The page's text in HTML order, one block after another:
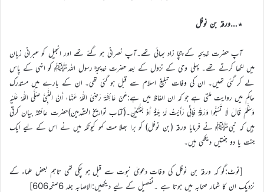
٭…ورقہ بن نوفل
آپ حضرت خدیجہ کے چچا زاد بھائی تھے۔آپ نصرانی ہو گئے تھے اور انجیل کو عبرانی زبان
میں لکھا کرتے تھے۔ پہلی وحی کے نزول کے بعد حضرت خدیجہؓ رسول اللہﷺ کو انہی کے پاس
لے کر گئی تھیں۔ ان کی وفات تبلیغ اسلام سے قبل ہو گئی تھی۔ ان کے بارے میں مستدرک
حاکم میں روایت ملتی ہے جو کہ ان الفاظ میں ہے:عَنْ عَائِشَةَ رَضِيَ اللّٰهُ عَنْهَا، أَنَّ النَّبِيَّ صَلَّى اللّٰهُ عَلَيْهِ
وَسَلَّمَ قَالَ لَا تَسُبُّوا وَرَقَةَ فَإِنِّي رَأَيْتُ لَهُ جَنَّةً أَوْ جَنَّتَيْنِ۔(کتاب تواریخ المتقدمین)حضرت عائشہؓ بیان کرتی
ہیں کہ نبیﷺ نے فرمایا ورقہ (بن نوفل) کو برا بھلا مت کہو کیونکہ میں نے اس کے لیے ایک
جنت یا دو جنتیں دیکھی ہیں۔
[نوٹ:گو کہ ورقہ بن نوفل کی وفات دعویٰ نبوت سے قبل ہو چکی تھی تاہم بعض علماء کے
نزدیک ان کا شمار صحابہ میں ہوتا ہے ۔تفصیل کے لیے دیکھیں:الاصابہ جلد 6صفحہ606]